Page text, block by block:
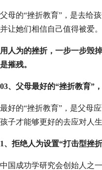
父母的“挫折教育”，是去给
并让她们相信自己值得被爱。
用人为的挫折，一步一步毁
是摧残。
03、父母最好的“挫折教育”
最好的“挫折教育”，是父母
孩子才能够更好的去应对人
1、拒绝人为设置“打击型挫
中国成功学研究会创始人之